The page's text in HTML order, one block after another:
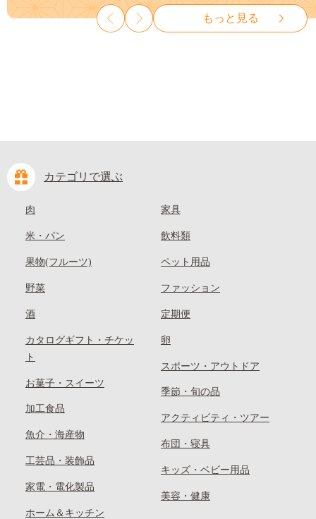
種なし 先行予約 富士川町
10000円 一万円 9000円 九千円
山県 笠岡市 清水白桃 白鳳 白
麗 クール便---
kasaoka_zsy_419_100---
もっと見る
カテゴリで選ぶ
肉
米・パン
果物(フルーツ)
野菜
酒
カタログギフト・チケッ
ト
お菓子・スイーツ
加工食品
魚介・海産物
工芸品・装飾品
家電・電化製品
ホーム＆キッチン
家具
飲料類
ペット用品
ファッション
定期便
卵
スポーツ・アウトドア
季節・旬の品
アクティビティ・ツアー
布団・寝具
キッズ・ベビー用品
美容・健康